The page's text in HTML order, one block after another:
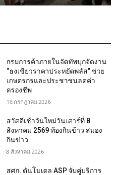
กรมการค้าภายในจัดทัพบุกจัดงาน
“ธงเขียวราคาประหยัดพลัส” ช่วย
เกษตรกรและประชาชนลดค่า
ครองชีพ
16 กรกฎาคม 2026
สวัสดีเช้าวันใหม่วันเสาร์ที่ 8
สิงหาคม 2569 ท้องกินข้าว สมอง
กินข่าว
8 สิงหาคม 2026
สศก. ดันโมเดล ASP จับคู่บริการ